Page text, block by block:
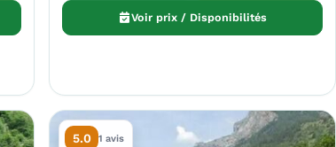
Voir prix / Disponibilités
5.0 1 avis